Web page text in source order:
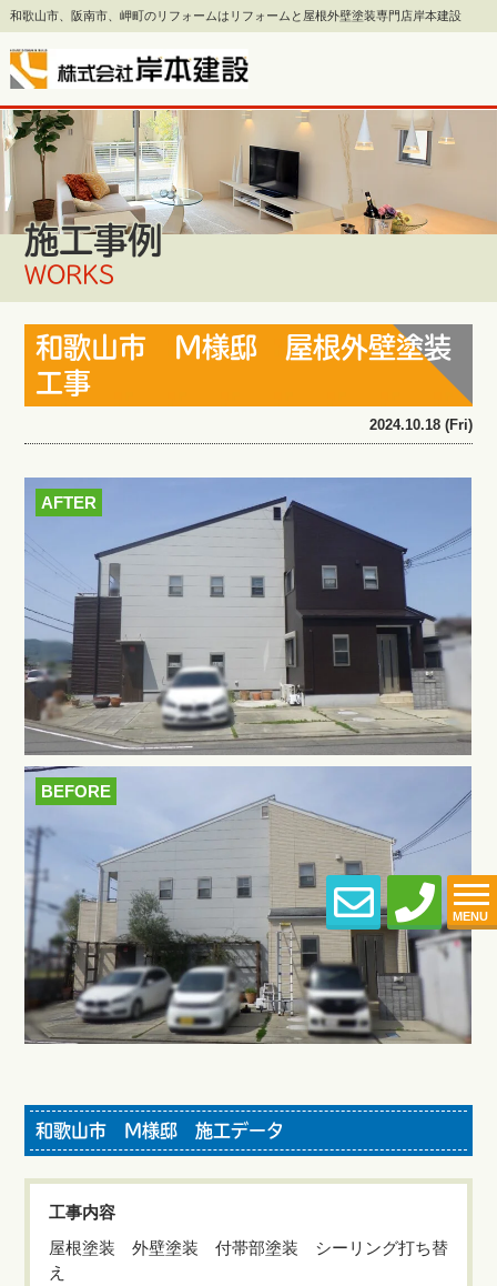
和歌山市、阪南市、岬町のリフォームはリフォームと屋根外壁塗装専門店岸本建設
MENU
施工事例
WORKS
和歌山市 M様邸 屋根外壁塗装
工事
2024.10.18 (Fri)
AFTER
BEFORE
和歌山市 M様邸 施工データ
工事内容
屋根塗装 外壁塗装 付帯部塗装 シーリング打ち替
え